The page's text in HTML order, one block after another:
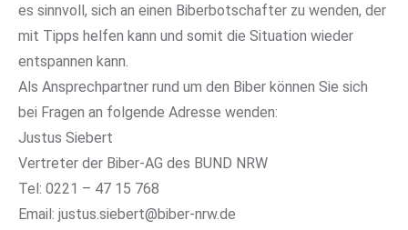
es sinnvoll, sich an einen Biberbotschafter zu wenden, der
mit Tipps helfen kann und somit die Situation wieder
entspannen kann.
Als Ansprechpartner rund um den Biber können Sie sich
bei Fragen an folgende Adresse wenden:
Justus Siebert
Vertreter der Biber-AG des BUND NRW
Tel: 0221 – 47 15 768
Email: justus.siebert@biber-nrw.de